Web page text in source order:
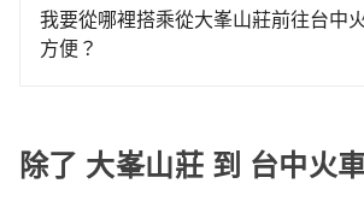
外浪費68分鐘在轉乘與等車上，現在
tripool！如果你僅有兩位乘車，也可
車或者要載其他乘客的人來說就有不
雖然路邊隨租隨還看似方便，但實際使
我們會透過Email的方式向您說明收費
心地享受旅步為您提供的服務。
需要導覽服務，可事先透過電子郵件
booking@tripool.app聯繫我們，將有
我要從哪裡搭乘從大峯山莊前往台中
方便？
得到，我們就保證發車。直接在官網
辦公大樓、飯店民宿、各地車站、機場
除了 大峯山莊 到 台中火